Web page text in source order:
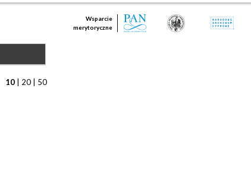
Wsparcie
merytoryczne
10 20 50